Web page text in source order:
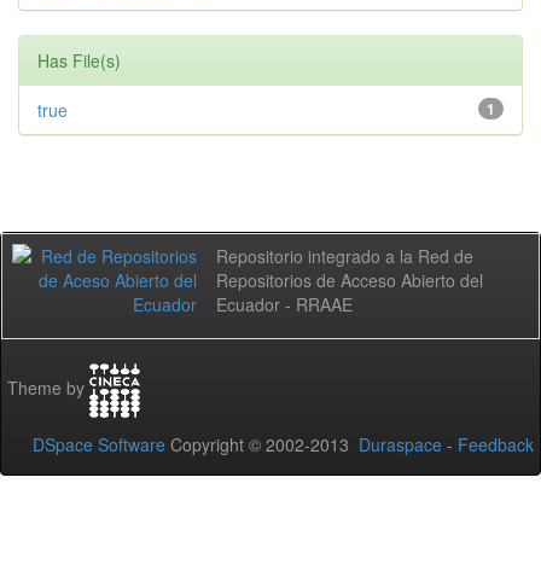
Has File(s)
1
true
Repositorio integrado a la Red de
Repositorios de Acceso Abierto del
Ecuador - RRAAE
Theme by
DSpace Software Copyright © 2002-2013 Duraspace - Feedback